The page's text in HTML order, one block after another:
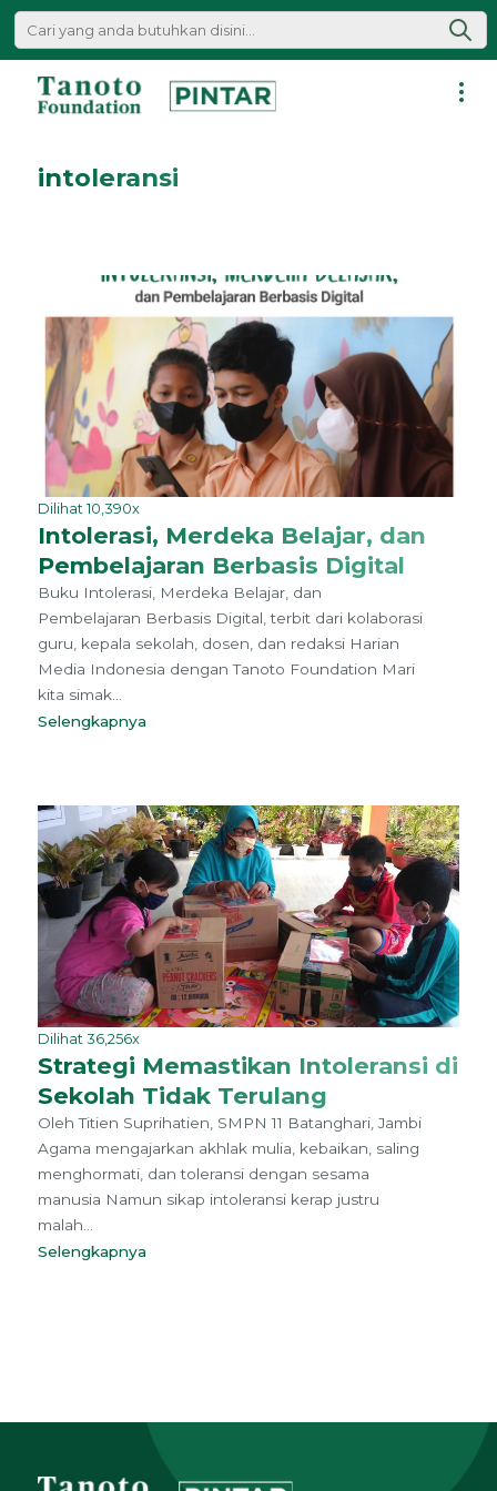
Lewati
|intoleransi
Dilihat 10,390x
Intolerasi, Merdeka Belajar, dan
Pembelajaran Berbasis Digital
Buku Intolerasi, Merdeka Belajar, dan
Pembelajaran Berbasis Digital, terbit dari kolaborasi
guru, kepala sekolah, dosen, dan redaksi Harian
Media Indonesia dengan Tanoto Foundation Mari
kita simak...
Selengkapnya
Dilihat 36,256x
Strategi Memastikan Intoleransi di
Sekolah Tidak Terulang
Oleh Titien Suprihatien, SMPN 11 Batanghari, Jambi
Agama mengajarkan akhlak mulia, kebaikan, saling
menghormati, dan toleransi dengan sesama
manusia Namun sikap intoleransi kerap justru
malah...
Selengkapnya